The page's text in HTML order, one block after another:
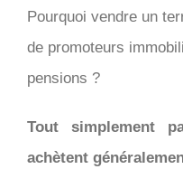
Pourquoi vendre un
de promoteurs
pensions ?
Tout simplement
achètent